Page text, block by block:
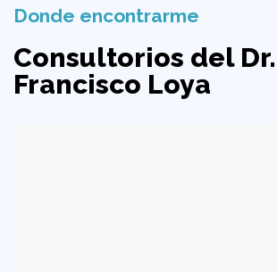
Donde encontrarme
Consultorios del Dr.
Francisco Loya